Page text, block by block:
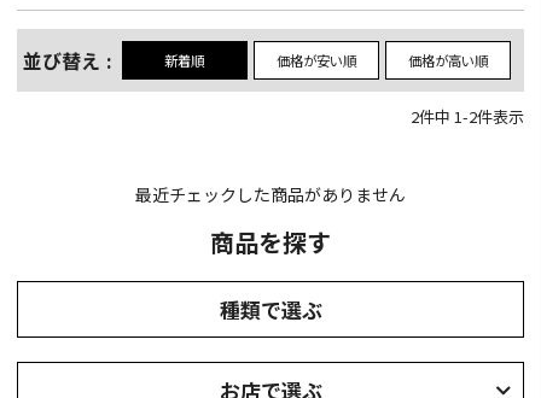
並び替え 新着順 価格が安い順 価格が高い順
2件中 1-2件表示
最近チェックした商品がありません
商品を探す
種類で選ぶ
お店で選ぶ